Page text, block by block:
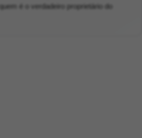
é o verdadeiro proprietário do